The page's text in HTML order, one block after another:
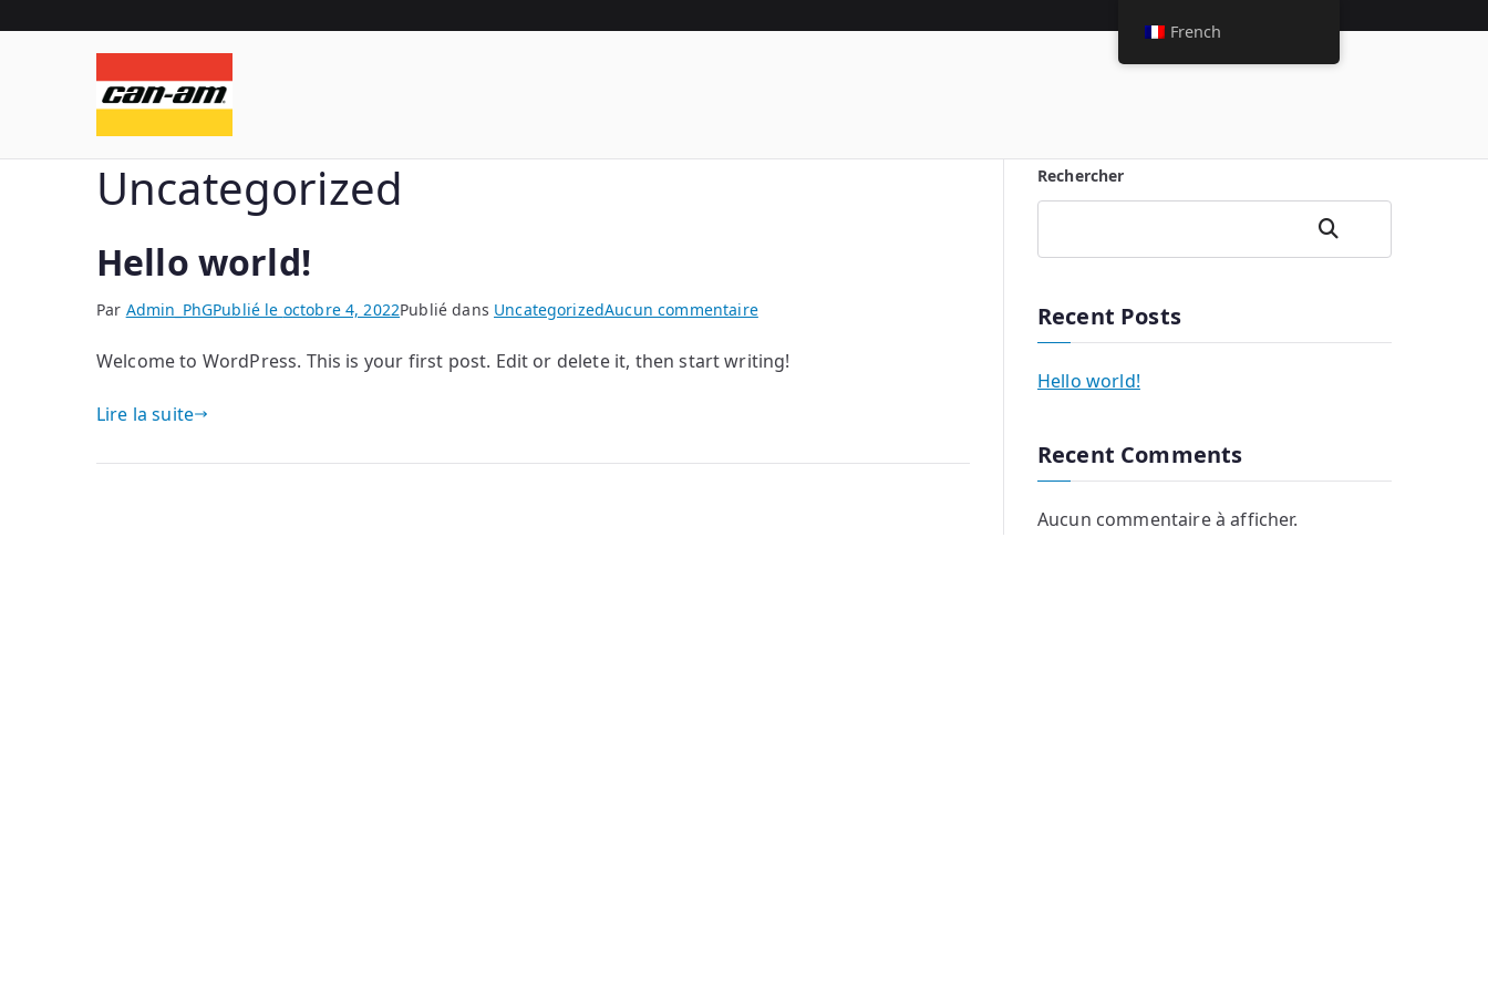
Uncategorized
Hello world!
Par Admin_PhGPublié le octobre 4, 2022Publié dans UncategorizedAucun commentairesur
world!
Welcome to WordPress. This is your first post. Edit or delete it, then start writing!
Lire la suite
Rechercher
Rechercher
Recent Posts
Hello world!
Recent Comments
Aucun commentaire à afficher.
French